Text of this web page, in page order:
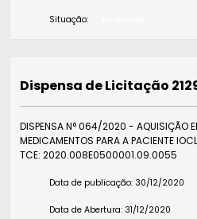
Situação:
Dispensa de Licitação
DISPENSA N° 064/2020 - AQUISIÇÃO
MEDICAMENTOS PARA A PACIENTE
TCE: 2020.008E0500001.09.0055
Data de publicação: 30/12/2020
Data de Abertura: 31/12/2020